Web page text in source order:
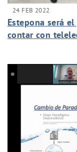
24 FEB 2022
Estepona será
contar con